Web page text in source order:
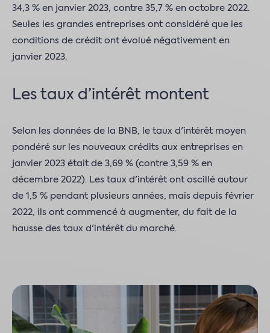
34,3 % en janvier 2023, contre 35,7 % en octobre 2022.
Seules les grandes entreprises ont considéré que les
conditions de crédit ont évolué négativement en
janvier 2023.
Les taux d’intérêt montent
Selon les données de la BNB, le taux d'intérêt moyen
pondéré sur les nouveaux crédits aux entreprises en
janvier 2023 était de 3,69 % (contre 3,59 % en
décembre 2022). Les taux d'intérêt ont oscillé autour
de 1,5 % pendant plusieurs années, mais depuis février
2022, ils ont commencé à augmenter, du fait de la
hausse des taux d'intérêt du marché.